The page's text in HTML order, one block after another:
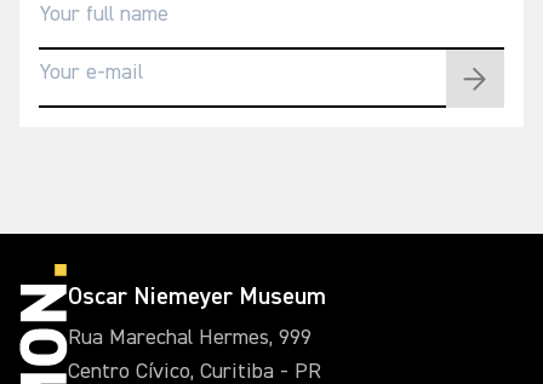
Oscar Niemeyer Museum
Rua Marechal Hermes, 999
Centro Cívico, Curitiba - PR